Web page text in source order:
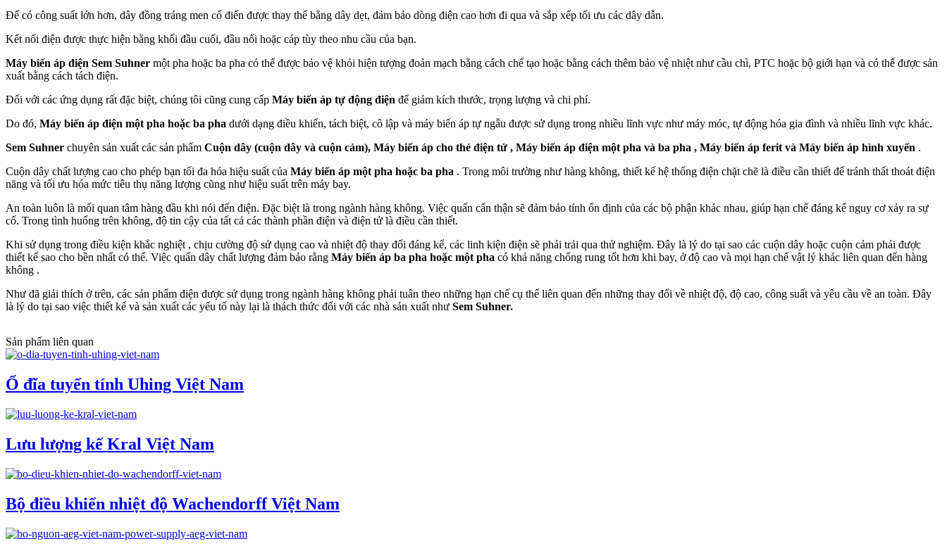
Để có công suất lớn hơn, dây đồng tráng men cổ điển được thay thế bằng dây dẹt, đảm bảo dòng điện cao hơn đi qua và sắp xếp tối ưu các dây dẫn.
Kết nối điện được thực hiện bằng khối đầu cuối, đầu nối hoặc cáp tùy theo nhu cầu của bạn.
Máy biến áp điện Sem Suhner một pha hoặc ba pha có thể được bảo vệ khỏi hiện tượng đoản mạch bằng cách chế tạo hoặc bằng cách thêm bảo vệ nhiệt như cầu chì, PTC hoặc bộ giới hạn và có thể được sản
xuất bằng cách tách điện.
Đối với các ứng dụng rất đặc biệt, chúng tôi cũng cung cấp Máy biến áp tự động điện để giảm kích thước, trọng lượng và chi phí.
Do đó, Máy biến áp điện một pha hoặc ba pha dưới dạng điều khiển, tách biệt, cô lập và máy biến áp tự ngẫu được sử dụng trong nhiều lĩnh vực như máy móc, tự động hóa gia đình và nhiều lĩnh vực khác.
Sem Suhner chuyên sản xuất các sản phẩm Cuộn dây (cuộn dây và cuộn cảm), Máy biến áp cho thẻ điện tử , Máy biến áp điện một pha và ba pha , Máy biến áp ferit và Máy biến áp hình xuyến .
Cuộn dây chất lượng cao cho phép bạn tối đa hóa hiệu suất của Máy biến áp một pha hoặc ba pha . Trong môi trường như hàng không, thiết kế hệ thống điện chặt chẽ là điều cần thiết để tránh thất thoát điện
năng và tối ưu hóa mức tiêu thụ năng lượng cũng như hiệu suất trên máy bay.
An toàn luôn là mối quan tâm hàng đầu khi nói đến điện. Đặc biệt là trong ngành hàng không. Việc quấn cẩn thận sẽ đảm bảo tính ổn định của các bộ phận khác nhau, giúp hạn chế đáng kể nguy cơ xảy ra sự
cố. Trong tình huống trên không, độ tin cậy của tất cả các thành phần điện và điện tử là điều cần thiết.
Khi sử dụng trong điều kiện khắc nghiệt , chịu cường độ sử dụng cao và nhiệt độ thay đổi đáng kể, các linh kiện điện sẽ phải trải qua thử nghiệm. Đây là lý do tại sao các cuộn dây hoặc cuộn cảm phải được
thiết kế sao cho bền nhất có thể. Việc quấn dây chất lượng đảm bảo rằng Máy biến áp ba pha hoặc một pha có khả năng chống rung tốt hơn khi bay, ở độ cao và mọi hạn chế vật lý khác liên quan đến hàng
không .
Như đã giải thích ở trên, các sản phẩm điện được sử dụng trong ngành hàng không phải tuân theo những hạn chế cụ thể liên quan đến những thay đổi về nhiệt độ, độ cao, công suất và yêu cầu về an toàn. Đây
là lý do tại sao việc thiết kế và sản xuất các yếu tố này lại là thách thức đối với các nhà sản xuất như Sem Suhner.
Sản phẩm liên quan
Ổ đĩa tuyến tính Uhing Việt Nam
Lưu lượng kế Kral Việt Nam
Bộ điều khiển nhiệt độ Wachendorff Việt Nam